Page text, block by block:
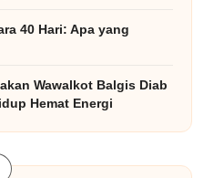
40 Hari: Apa yang
Wawalkot Balgis Diab
Hemat Energi